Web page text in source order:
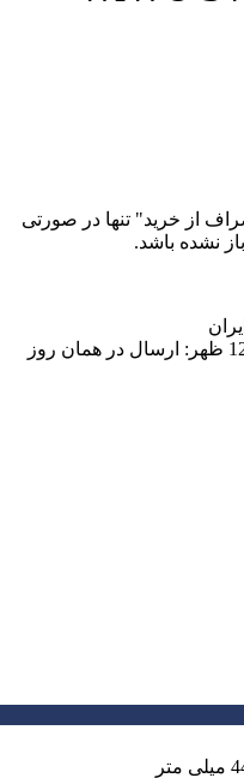
از خرید" تنها در صورتی
نشده باشد.